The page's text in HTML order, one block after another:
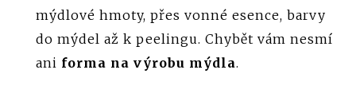
mýdlové hmoty, přes vonné esence, barvy
do mýdel až k peelingu. Chybět vám nesmí
ani forma na výrobu mýdla.